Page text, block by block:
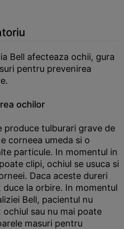
Bell afecteaza ochii, gura
pentru prevenirea
ochilor
produce tulburari grave de
corneea umeda si o
particule. In momentul in
clipi, ochiul se usuca si
Daca aceste dureri
la orbire. In momentul
Bell, pacientul nu
sau nu mai poate
masuri pentru